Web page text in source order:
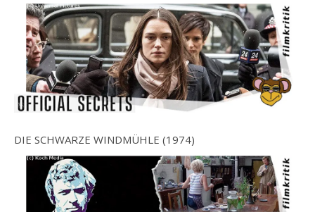
DIE SCHWARZE WINDMÜHLE (1974)